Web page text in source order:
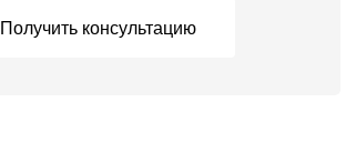
Получить консультацию